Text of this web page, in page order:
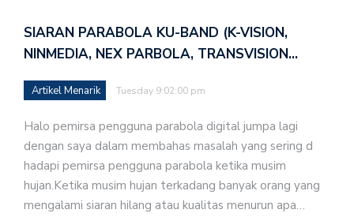
SIARAN PARABOLA KU-BAND (K-VISION,
NINMEDIA, NEX PARBOLA, TRANSVISION…
Artikel Menarik Tuesday 9:02:00 pm
Halo pemirsa pengguna parabola digital jumpa lagi
dengan saya dalam membahas masalah yang sering d
hadapi pemirsa pengguna parabola ketika musim
hujan.Ketika musim hujan terkadang banyak orang yang
mengalami siaran hilang atau kualitas menurun apa…